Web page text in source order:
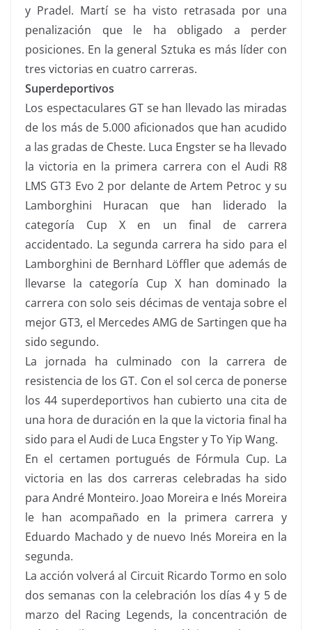
y Pradel. Martí se ha visto retrasada por una
penalización que le ha obligado a perder
posiciones. En la general Sztuka es más líder con
tres victorias en cuatro carreras.
Superdeportivos
Los espectaculares GT se han llevado las miradas
de los más de 5.000 aficionados que han acudido
a las gradas de Cheste. Luca Engster se ha llevado
la victoria en la primera carrera con el Audi R8
LMS GT3 Evo 2 por delante de Artem Petroc y su
Lamborghini Huracan que han liderado la
categoría Cup X en un final de carrera
accidentado. La segunda carrera ha sido para el
Lamborghini de Bernhard Löffler que además de
llevarse la categoría Cup X han dominado la
carrera con solo seis décimas de ventaja sobre el
mejor GT3, el Mercedes AMG de Sartingen que ha
sido segundo.
La jornada ha culminado con la carrera de
resistencia de los GT. Con el sol cerca de ponerse
los 44 superdeportivos han cubierto una cita de
una hora de duración en la que la victoria final ha
sido para el Audi de Luca Engster y To Yip Wang.
En el certamen portugués de Fórmula Cup. La
victoria en las dos carreras celebradas ha sido
para André Monteiro. Joao Moreira e Inés Moreira
le han acompañado en la primera carrera y
Eduardo Machado y de nuevo Inés Moreira en la
segunda.
La acción volverá al Circuit Ricardo Tormo en solo
dos semanas con la celebración los días 4 y 5 de
marzo del Racing Legends, la concentración de